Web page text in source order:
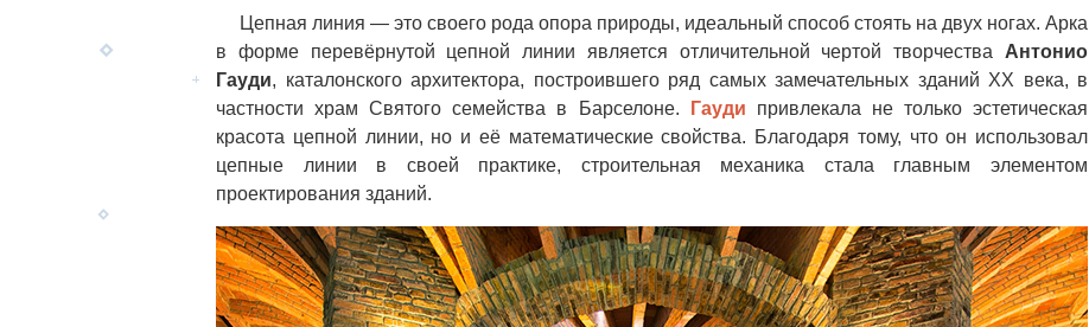
Цепная линия — это своего рода опора природы, идеальный способ стоять на двух ногах. Арка
в форме перевёрнутой цепной линии является отличительной чертой творчества Антонио
Гауди, каталонского архитектора, построившего ряд самых замечательных зданий XX века, в
частности храм Святого семейства в Барселоне.
Гауди привлекала не только эстетическая
красота цепной линии, но и её математические свойства. Благодаря тому, что он использовал
цепные линии в своей практике, строительная механика стала главным элементом
проектирования зданий.